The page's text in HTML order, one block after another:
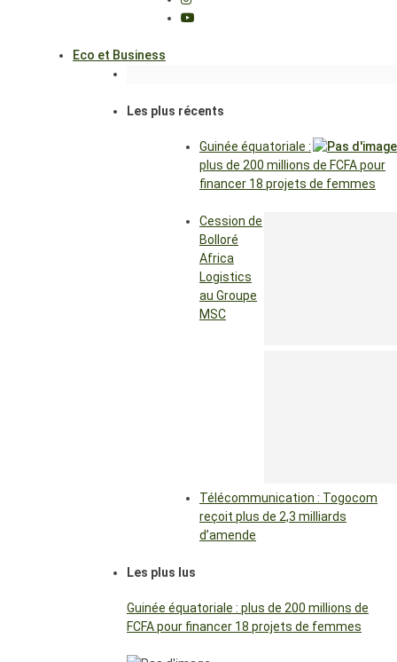
Eco et Business
Les plus récents
Guinée équatoriale :
plus de 200 millions de FCFA pour
financer 18 projets de femmes
Cession de
Bolloré
Africa
Logistics
au Groupe
MSC
Télécommunication : Togocom
reçoit plus de 2,3 milliards
d’amende
Les plus lus
Guinée équatoriale : plus de 200 millions de
FCFA pour financer 18 projets de femmes